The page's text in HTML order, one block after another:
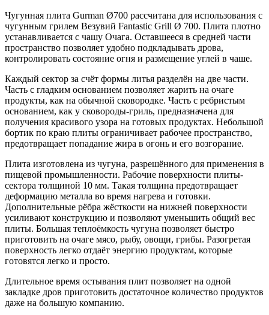
Чугунная плита Gurman Ø700 рассчитана для использования с
чугунным грилем Везувий Fantastic Grill Ø 700. Плита плотно
устанавливается с чашу Очага. Оставшееся в средней части
пространство позволяет удобно подкладывать дрова,
контролировать состояние огня и размещение углей в чаше.
Каждый сектор за счёт формы литья разделён на две части.
Часть с гладким основанием позволяет жарить на очаге
продукты, как на обычной сковородке. Часть с ребристым
основанием, как у сковороды-гриль, предназначена для
получения красивого узора на готовых продуктах. Небольшой
бортик по краю плиты ограничивает рабочее пространство,
предотвращает попадание жира в огонь и его возгорание.
Плита изготовлена из чугуна, разрешённого для применения в
пищевой промышленности. Рабочие поверхности плиты-
сектора толщиной 10 мм. Такая толщина предотвращает
деформацию металла во время нагрева и готовки.
Дополнительные рёбра жёсткости на нижней поверхности
усиливают конструкцию и позволяют уменьшить общий вес
плиты. Большая теплоёмкость чугуна позволяет быстро
приготовить на очаге мясо, рыбу, овощи, грибы. Разогретая
поверхность легко отдаёт энергию продуктам, которые
готовятся легко и просто.
Длительное время остывания плит позволяет на одной
закладке дров приготовить достаточное количество продуктов
даже на большую компанию.